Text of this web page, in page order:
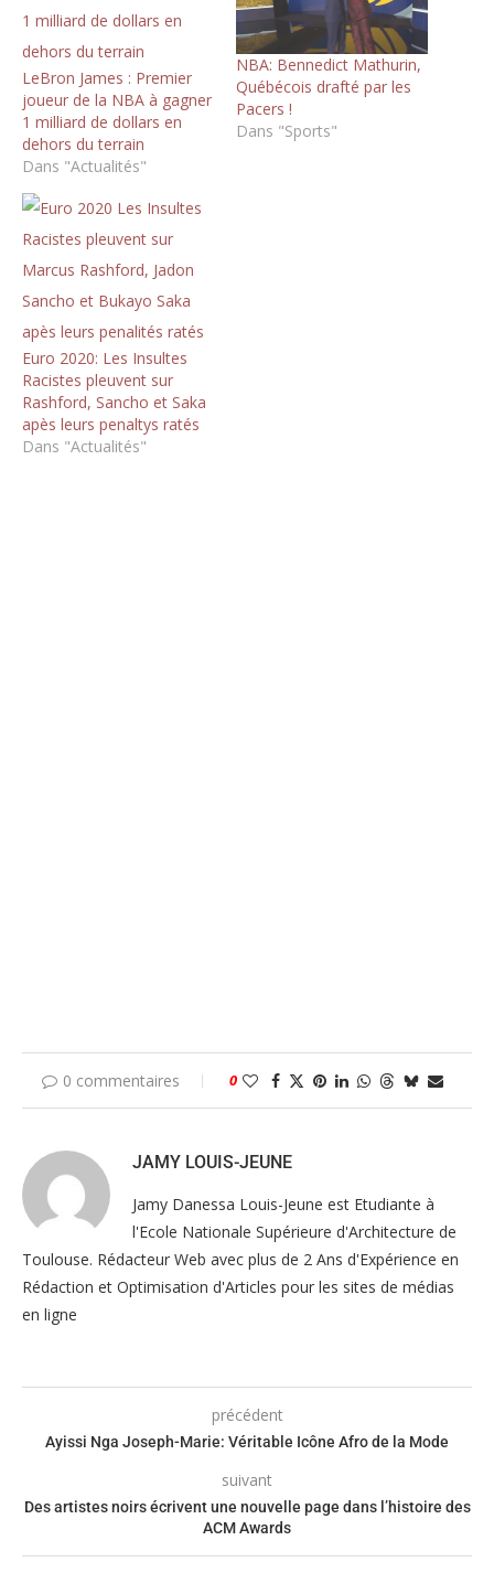
LeBron James : Premier
joueur de la NBA à gagner
1 milliard de dollars en
dehors du terrain
Dans "Actualités"
NBA: Bennedict Mathurin,
Québécois drafté par les
Pacers !
Dans "Sports"
Euro 2020: Les Insultes
Racistes pleuvent sur
Rashford, Sancho et Saka
apès leurs penaltys ratés
Dans "Actualités"
0 commentaires 0
JAMY LOUIS-JEUNE
Jamy Danessa Louis-Jeune est Etudiante à
l'Ecole Nationale Supérieure d'Architecture de
Toulouse. Rédacteur Web avec plus de 2 Ans d'Expérience en
Rédaction et Optimisation d'Articles pour les sites de médias
en ligne
précédent
Ayissi Nga Joseph-Marie: Véritable Icône Afro de la Mode
suivant
Des artistes noirs écrivent une nouvelle page dans l’histoire des
ACM Awards